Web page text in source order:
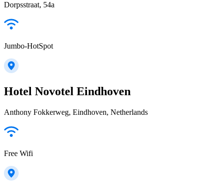
Dorpsstraat, 54a
Jumbo-HotSpot
Hotel Novotel Eindhoven
Anthony Fokkerweg, Eindhoven, Netherlands
Free Wifi